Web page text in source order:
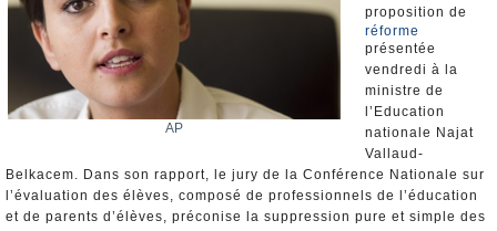
AP
proposition de
réforme
présentée
vendredi à la
ministre de
l’Education
nationale Najat
Vallaud-
Belkacem. Dans son rapport, le jury de la Conférence Nationale sur
l’évaluation des élèves, composé de professionnels de l’éducation
et de parents d’élèves, préconise la suppression pure et simple des